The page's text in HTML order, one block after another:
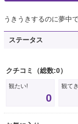
うきうきするのに夢中で
ステータス
クチコミ （総数:0）
観たい!
0
観て